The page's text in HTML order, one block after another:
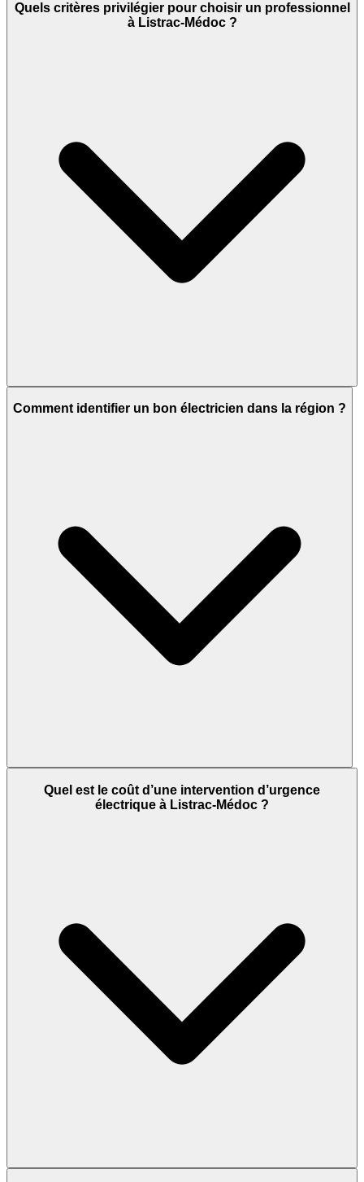
Quels critères privilégier pour choisir un professionnel
à Listrac-Médoc ?
Comment identifier un bon électricien dans la région ?
Quel est le coût d’une intervention d’urgence
électrique à Listrac-Médoc ?